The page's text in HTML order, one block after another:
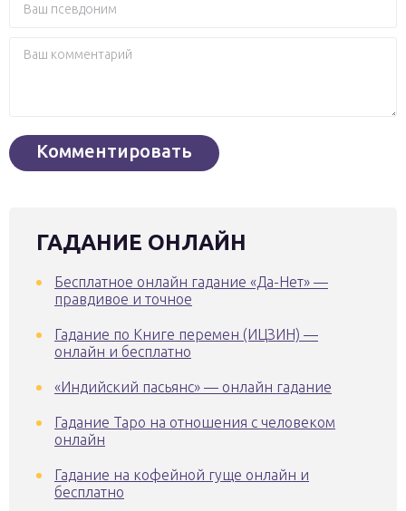
ГАДАНИЕ ОНЛАЙН
Бесплатное онлайн гадание «Да-Нет» —
правдивое и точное
Гадание по Книге перемен (ИЦЗИН) —
онлайн и бесплатно
«Индийский пасьянс» — онлайн гадание
Гадание Таро на отношения с человеком
онлайн
Гадание на кофейной гуще онлайн и
бесплатно